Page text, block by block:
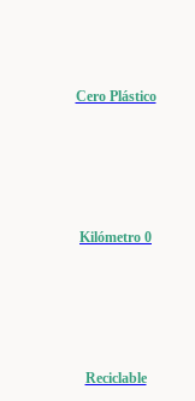
Cero Plástico
Kilómetro 0
Reciclable